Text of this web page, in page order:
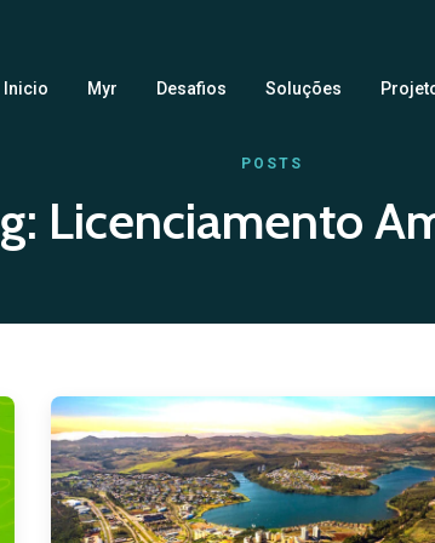
Inicio Myr Desafios Soluções
POSTS
Licenciamento